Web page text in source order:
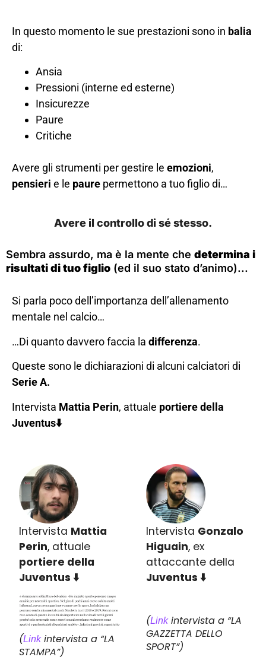
In questo momento le sue prestazioni sono in balia
di:
Ansia
Pressioni (interne ed esterne)
Insicurezze
Paure
Critiche
Avere gli strumenti per gestire le emozioni,
pensieri e le paure permettono a tuo figlio di…
Avere il controllo di sé stesso.
Sembra assurdo, ma è la mente che determina i
risultati di tuo figlio (ed il suo stato d’animo)...
Si parla poco dell’importanza dell’allenamento
mentale nel calcio…
…Di quanto davvero faccia la differenza.
Queste sono le dichiarazioni di alcuni calciatori di
Serie A.
Intervista Mattia Perin, attuale portiere della
Juventus⬇️
Intervista Mattia
Perin, attuale
portiere della
Juventus ⬇️
(Linkintervista a “LA
STAMPA”)
Intervista Gonzalo
Higuain, ex
attaccante della
Juventus ⬇️
(Linkintervista a “LA
GAZZETTA DELLO
SPORT”)